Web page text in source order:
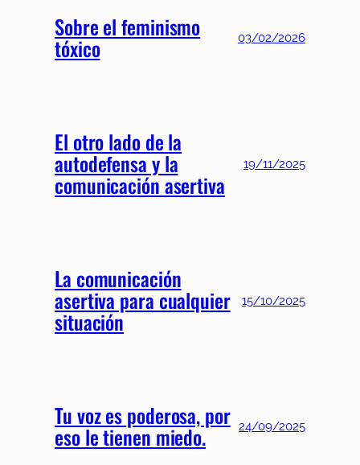
Sobre el feminismo
tóxico 03/02/2026
El otro lado de la
autodefensa y la
comunicación asertiva
19/11/2025
La comunicación
asertiva para cualquier
situación
15/10/2025
Tu voz es poderosa, por
eso le tienen miedo. 24/09/2025